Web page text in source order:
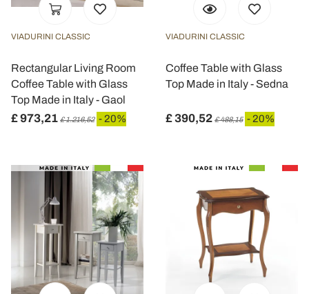
VIADURINI CLASSIC
Rectangular Living Room
Coffee Table with Glass
Top Made in Italy - Gaol
£ 973,21 £ 1.216,52 - 20%
VIADURINI CLASSIC
Coffee Table with Glass
Top Made in Italy - Sedna
£ 390,52 £ 488,15 - 20%